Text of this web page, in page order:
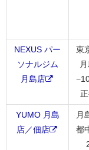
NEXUS パー
ソナルジム
月島店
東
YUMO 月島
店／佃店
月
都